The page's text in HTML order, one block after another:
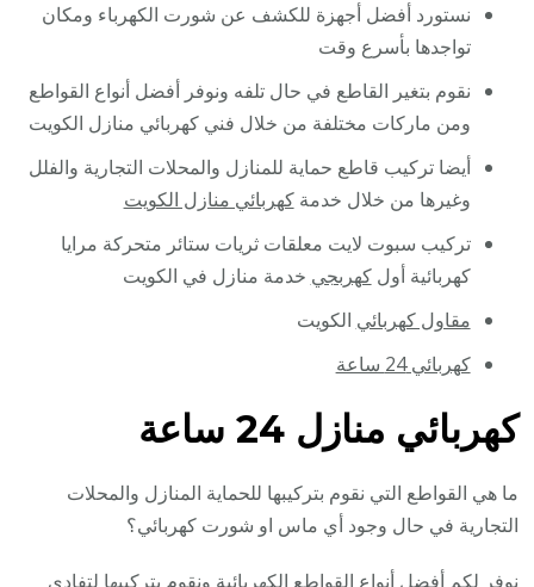
نستورد أفضل أجهزة للكشف عن شورت الكهرباء ومكان
تواجدها بأسرع وقت
نقوم بتغير القاطع في حال تلفه ونوفر أفضل أنواع القواطع
ومن ماركات مختلفة من خلال فني كهربائي منازل الكويت
أيضا تركيب قاطع حماية للمنازل والمحلات التجارية والفلل
وغيرها من خلال خدمةكهربائي منازل الكويت
تركيب سبوت لايت معلقات ثريات ستائر متحركة مرايا
كهربائية أولكهربجي خدمة منازل في الكويت
مقاول كهربائي الكويت
كهربائي 24 ساعة
كهربائي منازل 24 ساعة
ما هي القواطع التي نقوم بتركيبها للحماية المنازل والمحلات
التجارية في حال وجود أي ماس او شورت كهربائي؟
نوفر لكم أفضل أنواع القواطع الكهربائية ونقوم بتركيبها لتفادي